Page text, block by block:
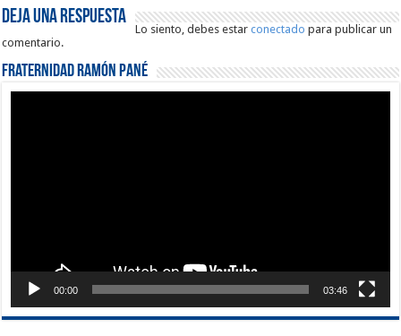
Deja una respuesta
Lo siento, debes estarconectado para publicar un
comentario.
Fraternidad Ramón Pané
00:00 03:46